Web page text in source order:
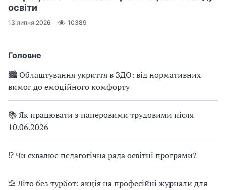
Головне
🏙 Облаштування укриття в ЗДО: від нормативних
вимог до емоційного комфорту
📚 Як працювати з паперовими трудовими після
10.06.2026
⁉ Чи схвалює педагогічна рада освітні програми?
⛱ Літо без турбот: акція на професійні журнали для
освіти
13 липня 2026 10389